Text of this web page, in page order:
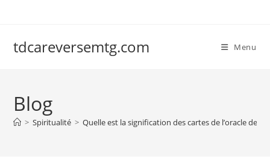
tdcareversemtg.com Menu
Blog
> Spiritualité > Quelle est la signification des cartes de l’oracle de